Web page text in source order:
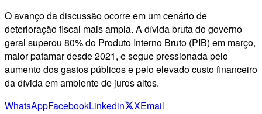
O avanço da discussão ocorre em um cenário de
deterioração fiscal mais ampla. A dívida bruta do governo
geral superou 80% do Produto Interno Bruto (PIB) em março,
maior patamar desde 2021, e segue pressionada pelo
aumento dos gastos públicos e pelo elevado custo financeiro
da dívida em ambiente de juros altos.
WhatsAppFacebookLinkedin XEmail